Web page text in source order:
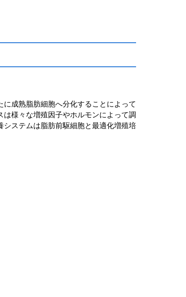
成熟脂肪細胞へ分化することによって
様々な増殖因子やホルモンによって調
ステムは脂肪前駆細胞と最適化増殖培